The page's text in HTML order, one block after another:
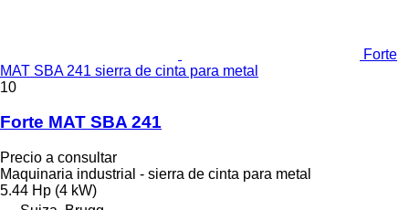
Forte
MAT SBA 241 sierra de cinta para metal
10
Forte MAT SBA 241
Precio a consultar
Maquinaria industrial - sierra de cinta para metal
5.44 Hp (4 kW)